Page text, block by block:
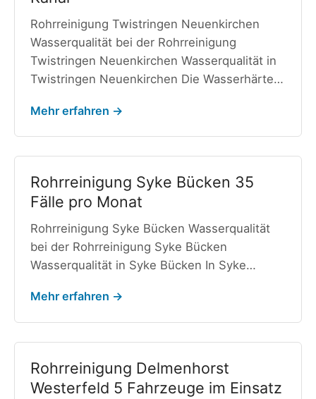
Rohrreinigung Twistringen Neuenkirchen
Wasserqualität bei der Rohrreinigung
Twistringen Neuenkirchen Wasserqualität in
Twistringen Neuenkirchen Die Wasserhärte…
Mehr erfahren →
Rohrreinigung Syke Bücken 35
Fälle pro Monat
Rohrreinigung Syke Bücken Wasserqualität
bei der Rohrreinigung Syke Bücken
Wasserqualität in Syke Bücken In Syke…
Mehr erfahren →
Rohrreinigung Delmenhorst
Westerfeld 5 Fahrzeuge im Einsatz